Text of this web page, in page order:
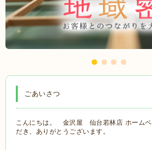
ごあいさつ
こんにちは。 金沢屋 仙台若林店 ホームペ
だき、ありがとうございます。